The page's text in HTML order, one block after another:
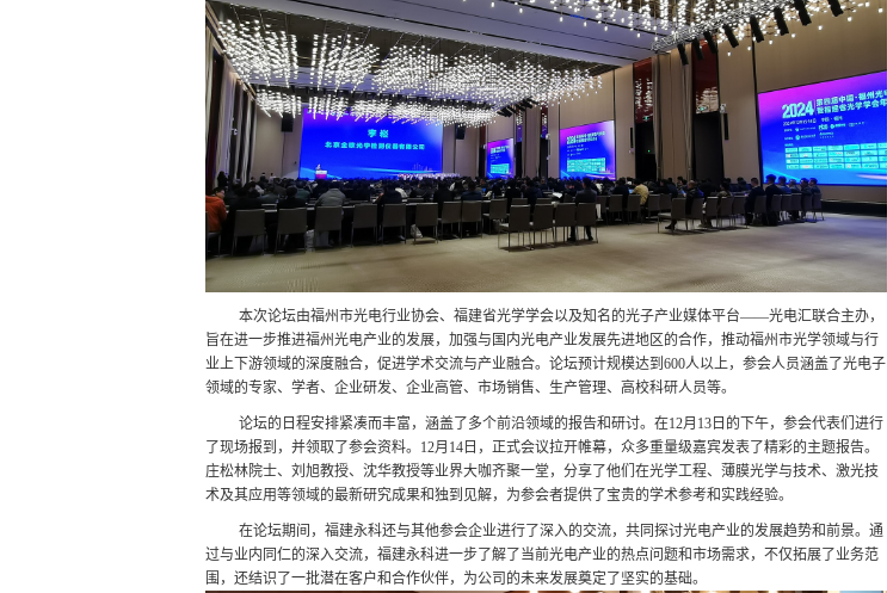
本次论坛由福州市光电行业协会、福建省光学学会以及知名的光子产业媒体平台——光电汇联合主办，
旨在进一步推进福州光电产业的发展，加强与国内光电产业发展先进地区的合作，推动福州市光学领域与行
业上下游领域的深度融合，促进学术交流与产业融合。论坛预计规模达到600人以上，参会人员涵盖了光电子
领域的专家、学者、企业研发、企业高管、市场销售、生产管理、高校科研人员等。
论坛的日程安排紧凑而丰富，涵盖了多个前沿领域的报告和研讨。在12月13日的下午，参会代表们进行
了现场报到，并领取了参会资料。12月14日，正式会议拉开帷幕，众多重量级嘉宾发表了精彩的主题报告。
庄松林院士、刘旭教授、沈华教授等业界大咖齐聚一堂，分享了他们在光学工程、薄膜光学与技术、激光技
术及其应用等领域的最新研究成果和独到见解，为参会者提供了宝贵的学术参考和实践经验。
在论坛期间，福建永科还与其他参会企业进行了深入的交流，共同探讨光电产业的发展趋势和前景。通
过与业内同仁的深入交流，福建永科进一步了解了当前光电产业的热点问题和市场需求，不仅拓展了业务范
围，还结识了一批潜在客户和合作伙伴，为公司的未来发展奠定了坚实的基础。